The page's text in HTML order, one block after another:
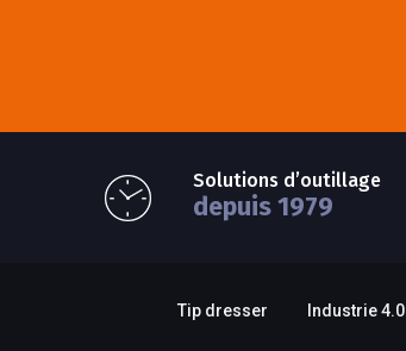
Solutions d’outillage
depuis 1979
Tip dresser Industrie 4.0